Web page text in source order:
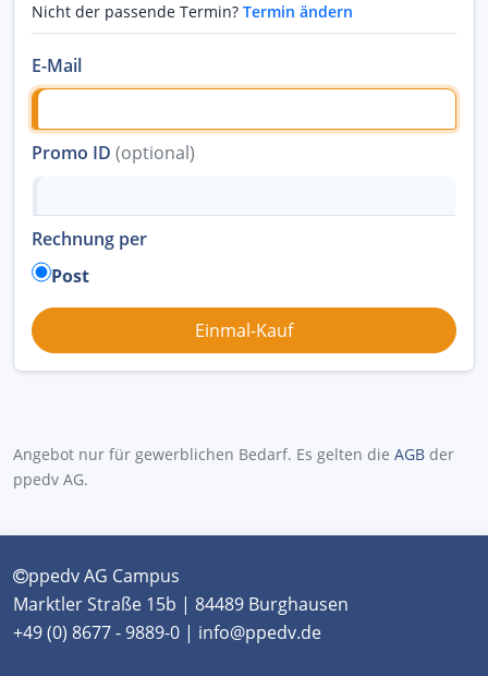
Nicht der passende Termin? Termin ändern
E-Mail
Promo ID (optional)
Rechnung per
Post
Angebot nur für gewerblichen Bedarf. Es gelten die AGB der
ppedv AG.
ppedv AG Campus
Marktler Straße 15b | 84489 Burghausen
+49 (0) 8677 - 9889-0 | info@ppedv.de